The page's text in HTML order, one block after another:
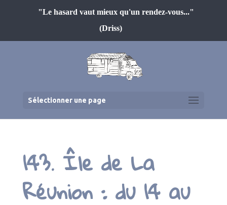
"Le hasard vaut mieux qu'un rendez-vous..."
(Driss)
Sélectionner une page
143. Île de La
Réunion : du 14 au